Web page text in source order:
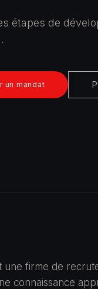
étapes de
un mandat
une firme de
connaissance